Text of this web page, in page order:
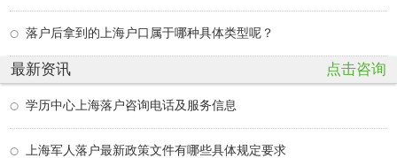
落户后拿到的上海户口属于哪种具体类型呢？
最新资讯 点击咨询
学历中心上海落户咨询电话及服务信息
上海军人落户最新政策文件有哪些具体规定要求